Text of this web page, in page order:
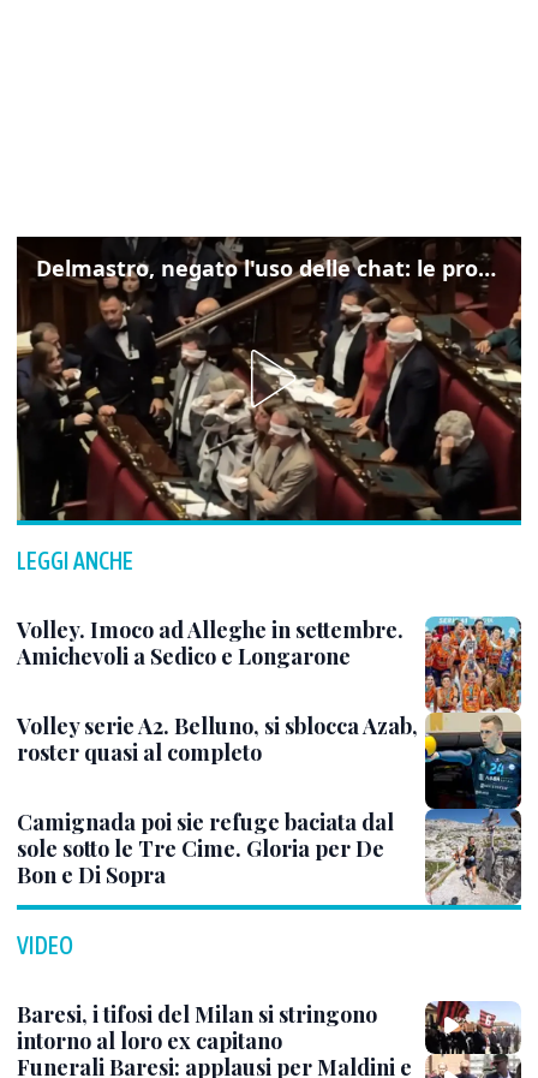
Delmastro, negato l'uso delle chat: le proteste di Avs e M5s
LEGGI ANCHE
Volley. Imoco ad Alleghe in settembre.
Amichevoli a Sedico e Longarone
Volley serie A2. Belluno, si sblocca Azab,
roster quasi al completo
Camignada poi sie refuge baciata dal
sole sotto le Tre Cime. Gloria per De
Bon e Di Sopra
VIDEO
Baresi, i tifosi del Milan si stringono
intorno al loro ex capitano
Funerali Baresi: applausi per Maldini e